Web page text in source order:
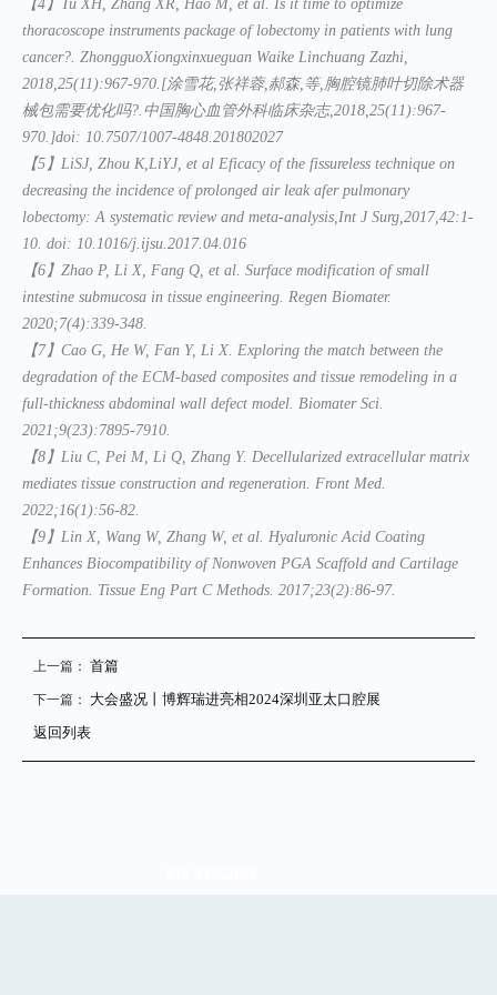
【4 】
Tu XH, Zhang XR, Hao M, et al. Is it time to optimize
thoracoscope instruments package of lobectomy in patients with lung
cancer?. ZhongguoXiongxinxueguan Waike Linchuang Zazhi,
2018,25(11):967-970.[涂雪花,张祥蓉,郝森,等,胸腔镜肺叶切除术器
械包需要优化吗?.中国胸心血管外科临床杂志,2018,25(11):967-
970. ]doi: 10.7507/1007-4848 201802027
【5 】 LiSJ, Zhou K, LiYJ, et al Eficacy of the fissureless technique on
decreasing the incidence of prolonged air leak afer pulmonary
lobectomy: A systematic review and meta-analysis,Int J Surg,2017,42:1-
10. doi: 10.1016/j ijsu.2017.04.016
【6 】 Zhao P, Li X, Fang Q, et al. Surface modification of small
intestine submucosa in tissue engineering. Regen Biomater.
2020;7(4):339-348.
【7】 Cao G, He W, Fan Y, Li X. Exploring the match between the
degradation of the ECM-based composites and tissue remodeling in a
full-thickness abdominal wall defect model. Biomater Sci.
2021;9(23):7895-7910.
【8 】 Liu C, Pei M, Li Q, Zhang Y. Decellularized extracellular matrix
mediates tissue construction and regeneration. Front Med.
2022;16(1):56-82.
【9 】 Lin X, Wang W, Zhang W, et al. Hyaluronic Acid Coating
Enhances Biocompatibility of Nonwoven PGA Scaffold and Cartilage
Formation. Tissue Eng Part C Methods. 2017;23(2):86-97.
上一篇： 首篇
下一篇： 大会盛况丨博辉瑞进亮相2024深圳亚太口腔展
返回列表